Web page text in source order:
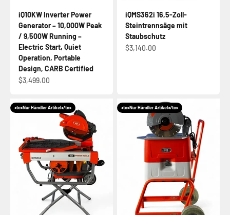
iQ10KW Inverter Power
Generator – 10,000W Peak
/ 9,500W Running –
Electric Start, Quiet
Operation, Portable
Design, CARB Certified
Angebot
$3,499.00
iQMS362i 16,5-Zoll-
Steintrennsäge mit
Staubschutz
Angebot
$3,140.00
<tc>Nur Händler Artikel</tc> <tc>Nur Händler Artikel</tc>